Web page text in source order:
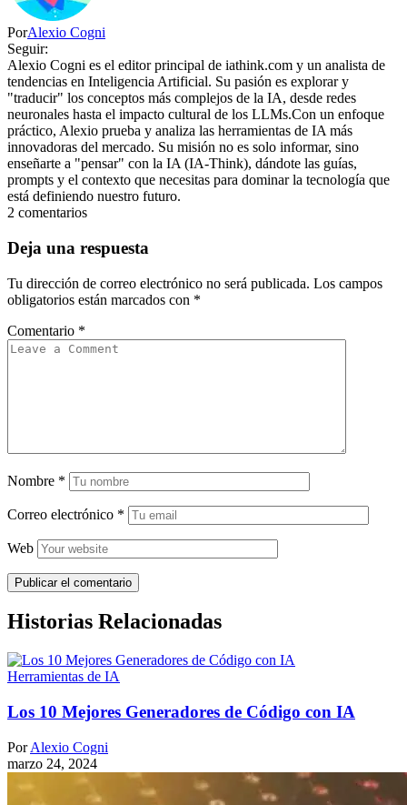
PorAlexio Cogni
Seguir:
Alexio Cogni es el editor principal de iathink.com y un analista de
tendencias en Inteligencia Artificial. Su pasión es explorar y
"traducir" los conceptos más complejos de la IA, desde redes
neuronales hasta el impacto cultural de los LLMs.Con un enfoque
práctico, Alexio prueba y analiza las herramientas de IA más
innovadoras del mercado. Su misión no es solo informar, sino
enseñarte a "pensar" con la IA (IA-Think), dándote las guías,
prompts y el contexto que necesitas para dominar la tecnología que
está definiendo nuestro futuro.
2 comentarios
Deja una respuesta
Tu dirección de correo electrónico no será publicada. Los campos
obligatorios están marcados con *
Comentario *
Nombre *
Correo electrónico *
Web
Historias Relacionadas
Herramientas de IA
Los 10 Mejores Generadores de Código con IA
Por Alexio Cogni
marzo 24, 2024